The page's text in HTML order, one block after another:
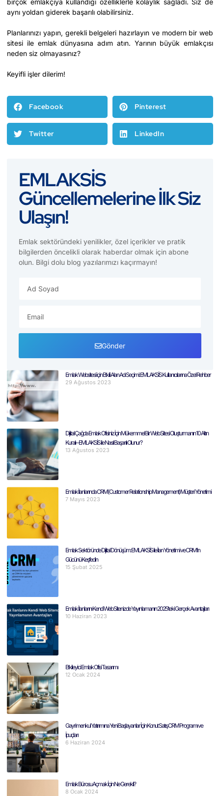
birçok emlakçıya kullandığı özelliklerle kolaylık sağladı. Siz de
aynı yoldan giderek başarılı olabilirsiniz.
Planlarınızı yapın, gerekli belgeleri hazırlayın ve modern bir web
sitesi ile emlak dünyasına adım atın. Yarının büyük emlakçısı
neden siz olmayasınız?
Keyifli işler dilerim!
Facebook Pinterest
Twitter LinkedIn
EMLAKSİS
Güncellemelerine İlk Siz
Ulaşın!
Emlak sektöründeki yenilikler, özel içerikler ve pratik
bilgilerden öncelikli olarak haberdar olmak için abone
olun. Bilgi dolu blog yazılarımızı kaçırmayın!
Gönder
Emlak Websitesi için Etkili Alan Adı Seçimi: EMLAKSİS Kullanıcılarına Özel Rehber
29 Ağustos 2023
Dijital Çağda Emlak Ofisiniz İçin Mükemmel Bir Web Sitesi Oluşturmanın 10 Altın
Kuralı – EMLAKSİS ile Nasıl Başarılı Olunur?
13 Ağustos 2023
Emlak İlanlarında CRM( Customer Relationship Management) Müşteri Yönetimi
7 Mayıs 2023
Emlak Sektöründe Dijital Dönüşüm: EMLAKSİS ile İlan Yönetimi ve CRM’in
Gücünü Keşfedin
15 Şubat 2025
Emlak İlanlarını Kendi Web Sitenizde Yayınlamanın 2025’teki Gerçek Avantajları
10 Haziran 2023
Etkileyici Emlak Ofisi Tasarımı
12 Ocak 2024
Gayrimenkul Yatırımına Yeni Başlayanlar İçin Konut Satış CRM Programı ve
İpuçları
6 Haziran 2024
Emlak Bürosu Açmak İçin Ne Gerekli?
8 Ocak 2024